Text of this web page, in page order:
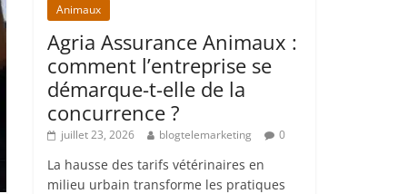
Animaux
Agria Assurance Animaux :
comment l’entreprise se
démarque-t-elle de la
concurrence ?
juillet 23, 2026 blogtelemarketing 0
La hausse des tarifs vétérinaires en
milieu urbain transforme les pratiques